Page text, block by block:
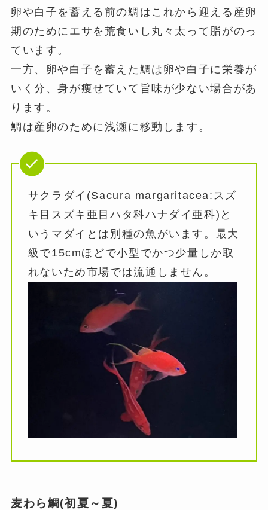
卵や白子を蓄える前の鯛はこれから迎える産卵
期のためにエサを荒食いし丸々太って脂がのっ
ています。
一方、卵や白子を蓄えた鯛は卵や白子に栄養が
いく分、身が痩せていて旨味が少ない場合があ
ります。
鯛は産卵のために浅瀬に移動します。
サクラダイ(Sacura margaritacea:スズ
キ目スズキ亜目ハタ科ハナダイ亜科)と
いうマダイとは別種の魚がいます。最大
級で15cmほどで小型でかつ少量しか取
れないため市場では流通しません。
麦わら鯛(初夏～夏)